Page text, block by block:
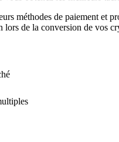
méthodes de paiement et
lors de la conversion de vos